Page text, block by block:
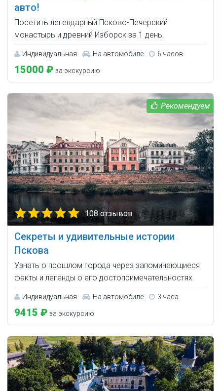
авто!
Посетить легендарный Псково-Печерский
монастырь и древний Изборск за 1 день.
Индивидуальная На автомобиле 6 часов
15000 ₽ за экскурсию
108 отзывов
Секреты и удивительные истории
Пскова
Узнать о прошлом города через запоминающиеся
факты и легенды о его достопримечательностях.
Индивидуальная На автомобиле 3 часа
9415 ₽ за экскурсию